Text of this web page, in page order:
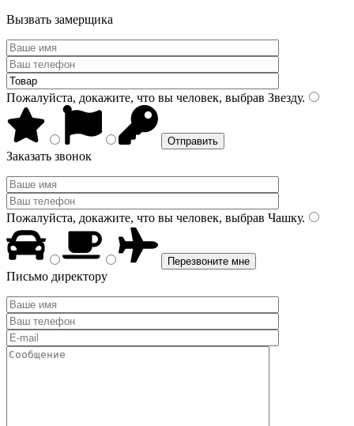
Вызвать замерщика
Пожалуйста, докажите, что вы человек, выбрав Звезду.
Заказать звонок
Пожалуйста, докажите, что вы человек, выбрав Чашку.
Письмо директору